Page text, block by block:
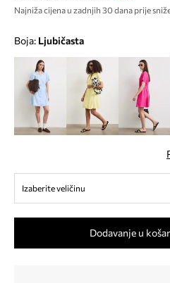
Najniža cijena u zadnjih 30 dana prije
Boja: ljubičasta
Izaberite veličinu
Dodavanje u